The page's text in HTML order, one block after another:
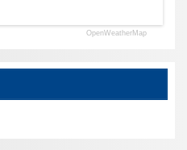
OpenWeatherMap